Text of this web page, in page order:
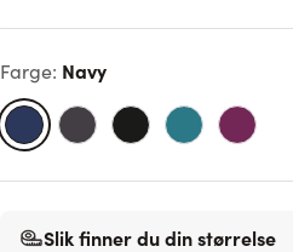
Farge: Navy
Slik finner du din størrelse